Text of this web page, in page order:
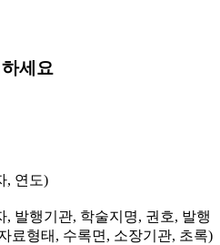
세요
, 연도)
, 발행기관, 학술지명, 권호, 발행
료형태, 수록면, 소장기관, 초록)